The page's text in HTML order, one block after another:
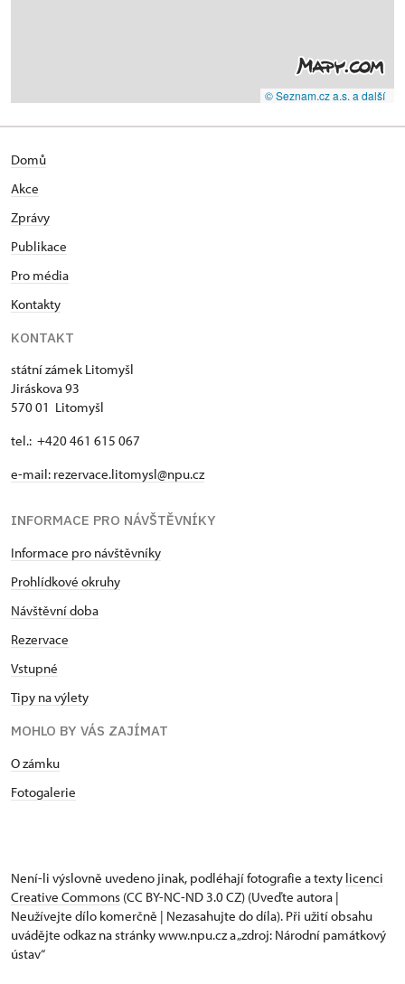
© Seznam.cz a.s. a další
Domů
Akce
Zprávy
Publikace
Pro média
Kontakty
KONTAKT
státní zámek Litomyšl
Jiráskova 93
570 01 Litomyšl
tel.: +420 461 615 067
e-mail: rezervace.litomysl@npu.cz
INFORMACE PRO NÁVŠTĚVNÍKY
Informace pro návštěvníky
Prohlídkové okruhy
Návštěvní doba
Rezervace
Vstupné
Tipy na výlety
MOHLO BY VÁS ZAJÍMAT
O zámku
Fotogalerie
Není-li výslovně uvedeno jinak, podléhají fotografie a texty licenci
Creative Commons (CC BY-NC-ND 3.0 CZ) (Uveďte autora |
Neužívejte dílo komerčně | Nezasahujte do díla). Při užití obsahu
uvádějte odkaz na stránky www.npu.cz a „zdroj: Národní památkový
ústav“